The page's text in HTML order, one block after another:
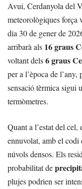
Avui, Cerdanyola del
meteorològiques força
dia 30 de gener de
arribarà als 16 graus
voltant dels6 graus
per a l’època de
sensació tèrmica sigui
termòmetres.
Quant a l’estat del
ennuvolat, amb el codi
núvols densos. Els
probabilitat de
plujes podrien ser